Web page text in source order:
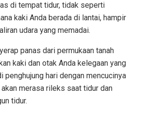
di tempat tidur, tidak seperti
kaki Anda berada di lantai, hampir
udara yang memadai.
panas dari permukaan tanah
kaki dan otak Anda kelegaan yang
penghujung hari dengan mencucinya
akan merasa rileks saat tidur dan
tidur.